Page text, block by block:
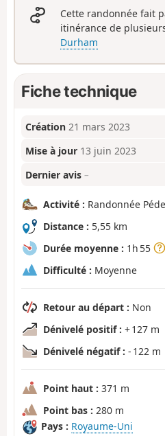
Cette randonnée fait
itinérance de
Durham
Fiche technique
Création 21 mars 2023
Mise à jour 13 juin 2023
Dernier avis –
Activité : Randonnée
Distance : 5,55 km
Durée moyenne : 1h 55
Difficulté : Moyenne
Retour au départ : Non
Dénivelé positif : + 127 m
Dénivelé négatif : - 122 m
Point haut : 371 m
Point bas : 280 m
Pays : Royaume-Uni